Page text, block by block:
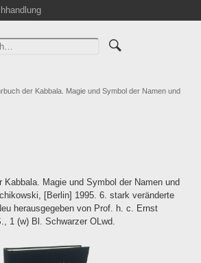
der Kabbala. Magie und Symbol der Namen und
Kabbala. Magie und Symbol der Namen und
[Berlin] 1995. 6. stark veränderte
herausgegeben von Prof. h. c. Ernst
1 (w) Bl. Schwarzer OLwd.